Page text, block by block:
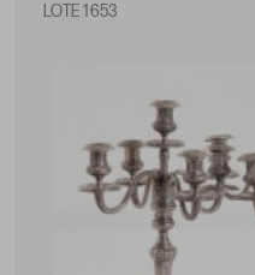
LOTE 1653